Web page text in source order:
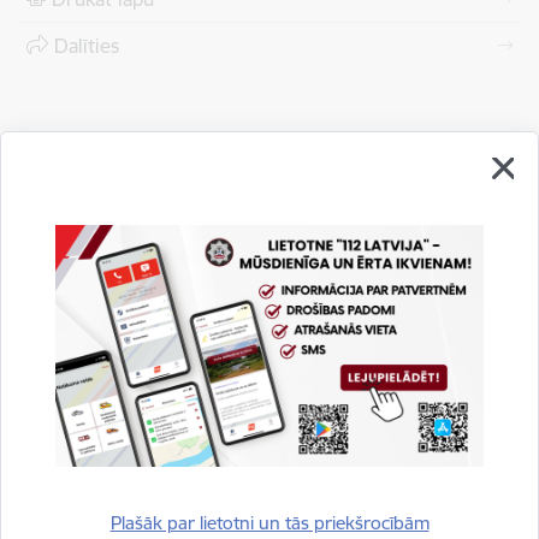
Plašāk par lietotni un tās priekšrocībām
Dalīties
Vai šī informācija bija noderīga?